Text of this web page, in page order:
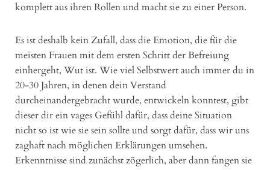
komplett aus ihren Rollen und macht sie zu einer Person.
Es ist deshalb kein Zufall, dass die Emotion, die für die
meisten Frauen mit dem ersten Schritt der Befreiung
einhergeht, Wut ist. Wie viel Selbstwert auch immer du in
20-30 Jahren, in denen dein Verstand
durcheinandergebracht wurde, entwickeln konntest, gibt
dieser dir ein vages Gefühl dafür, dass deine Situation
nicht so ist wie sie sein sollte und sorgt dafür, dass wir uns
zaghaft nach möglichen Erklärungen umsehen.
Erkenntnisse sind zunächst zögerlich, aber dann fangen sie